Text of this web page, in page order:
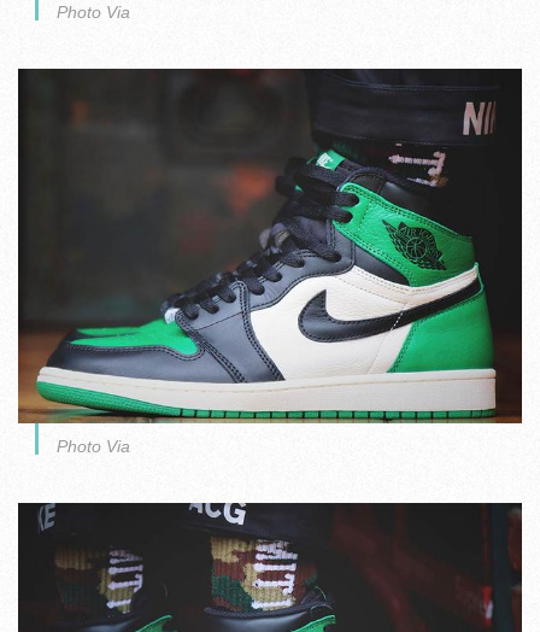
Photo Via
Photo Via